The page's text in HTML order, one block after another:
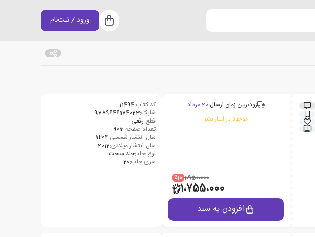
سبد خرید
ورود / ثبت‌نام
زودترین زمان ارسال:20 مرداد
موجود در انبار نشر
1،950،000 ٪10
1،755،000
افزودن به سبد
کد کتاب:11494
شابک:9789646174023
قطع:رقعی
تعداد صفحه:902
سال انتشار شمسی:1404
سال انتشار میلادی:2012
نوع جلد:جلد سخت
سری چاپ:20